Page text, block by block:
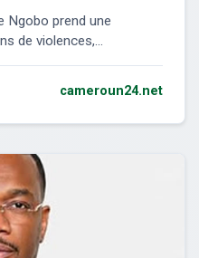
Ngobo prend une
de violences,...
cameroun24.net